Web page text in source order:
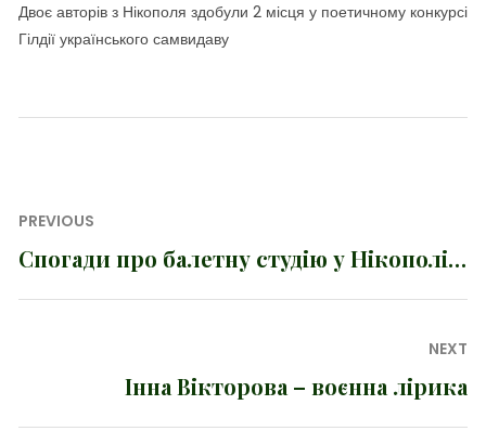
Двоє авторів з Нікополя здобули 2 місця у поетичному конкурсі
Гілдії українського самвидаву
Навігація
записів
PREVIOUS
Previous
Спогади про балетну студію у Нікополі…
NEXT
Інна Вікторова – воєнна лірика